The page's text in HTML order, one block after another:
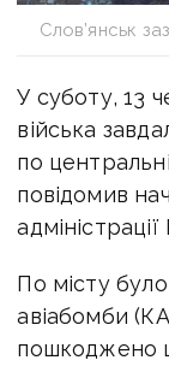
Слов’янськ
У суботу, 13
війська
по
повідомив
По місту
авіабомби
пошкоджено